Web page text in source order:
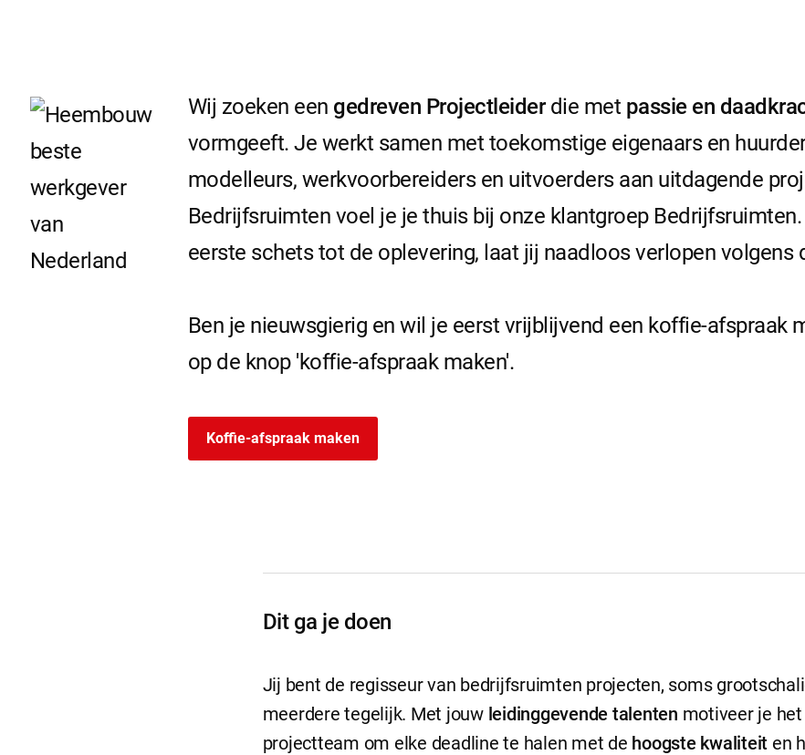
Wij zoeken een gedreven Projectleiderdie met passie en
vormgeeft. Je werkt samen met toekomstige eigenaars en
modelleurs, werkvoorbereiders en uitvoerders aan uitdagende
Bedrijfsruimten voel je je thuis bij onze klantgroep
eerste schets tot de oplevering, laat jij naadloos verlopen volgens
Ben je nieuwsgierig en wil je eerst vrijblijvend een koffie-afspraak
op de knop 'koffie-afspraak maken'.
Koffie-afspraak maken
Dit ga je doen
Jij bent de regisseur van bedrijfsruimten projecten, soms
meerdere tegelijk. Met jouw leidinggevende talenten motiveer je het
projectteam om elke deadline te halen met de hoogste kwaliteit en